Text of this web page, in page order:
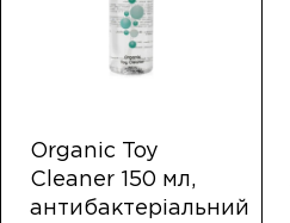
Organic Toy
Cleaner 150 мл,
антибактеріальний